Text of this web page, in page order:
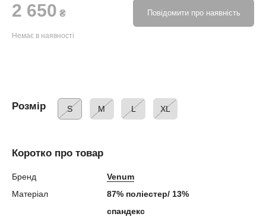
2 650 ₴
Немає в наявності
Повідомити про наявність
Розмір S M L XL
Коротко про товар
Бренд
Venum
Матеріал
87% поліестер/ 13%
спандекс